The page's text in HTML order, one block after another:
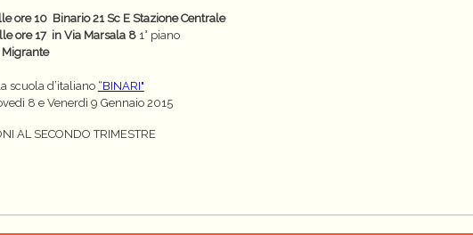
ore 10 Binario 21 Sc E Stazione Centrale
ore 17 in Via Marsala 81° piano
scuola d’italiano “BINARI"
8 e Venerdì 9 Gennaio 2015
AL SECONDO TRIMESTRE